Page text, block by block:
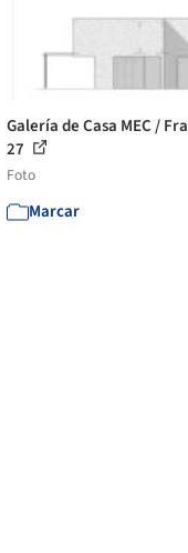
Galería de Casa MEC /
27
Foto
Marcar